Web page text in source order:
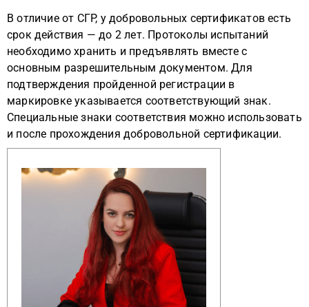
В отличие от СГР, у добровольных сертификатов есть
срок действия — до 2 лет. Протоколы испытаний
необходимо хранить и предъявлять вместе с
основным разрешительным документом. Для
подтверждения пройденной регистрации в
маркировке указывается соответствующий знак.
Специальные знаки соответствия можно использовать
и после прохождения добровольной сертификации.